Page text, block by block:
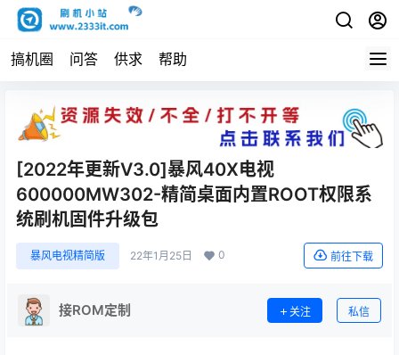
搞机圈 问答 供求 帮助
[2022年更新V3.0]暴风40X电视
600000MW302-精简桌面内置ROOT权限系
统刷机固件升级包
暴风电视精简版 22年1月25日 0 前往下载
接ROM定制 关注 私信